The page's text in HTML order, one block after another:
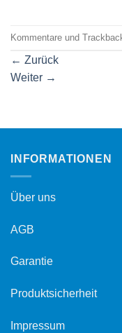
Kommentare und
← Zurück
Weiter →
INFORMATIONEN
Über uns
AGB
Garantie
Produktsicherheit
Impressum